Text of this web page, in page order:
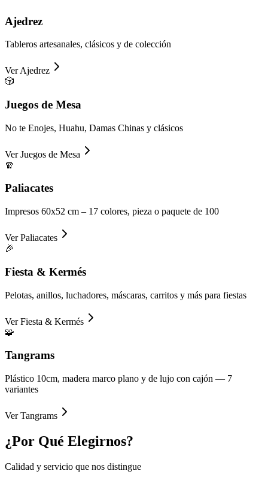
Ajedrez
Tableros artesanales, clásicos y de colección
VerAjedrez
🎲
Juegos de Mesa
No te Enojes, Huahu, Damas Chinas y clásicos
VerJuegos de Mesa
🧣
Paliacates
Impresos 60x52 cm – 17 colores, pieza o paquete de 100
VerPaliacates
🎉
Fiesta & Kermés
Pelotas, anillos, luchadores, máscaras, carritos y más para fiestas
VerFiesta & Kermés
🧩
Tangrams
Plástico 10cm, madera marco plano y de lujo con cajón — 7
variantes
VerTangrams
¿Por Qué Elegirnos?
Calidad y servicio que nos distingue